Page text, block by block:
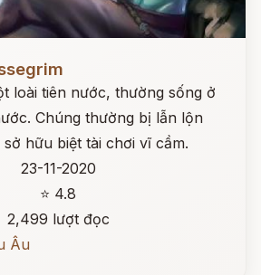
loài tiên nước, thường sống ở
Chúng thường bị lẫn lộn
hữu biệt tài chơi vĩ cầm.
23-11-2020
⭐ 4.8
2,499 lượt đọc
Âu